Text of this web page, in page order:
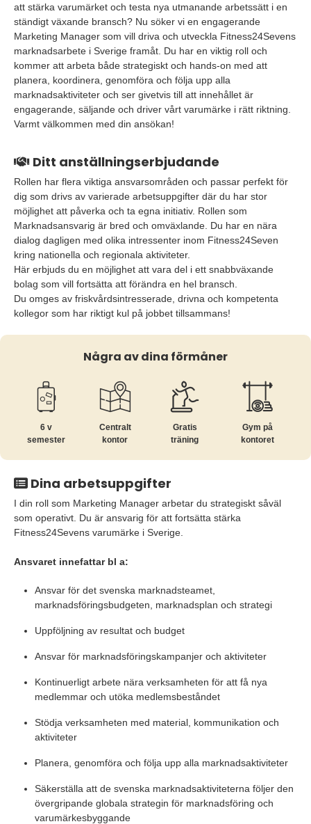
att stärka varumärket och testa nya utmanande arbetssätt i en
ständigt växande bransch? Nu söker vi en engagerande
Marketing Manager som vill driva och utveckla Fitness24Sevens
marknadsarbete i Sverige framåt. Du har en viktig roll och
kommer att arbeta både strategiskt och hands-on med att
planera, koordinera, genomföra och följa upp alla
marknadsaktiviteter och ser givetvis till att innehållet är
engagerande, säljande och driver vårt varumärke i rätt riktning.
Varmt välkommen med din ansökan!
Ditt anställningserbjudande
Rollen har flera viktiga ansvarsområden och passar perfekt för
dig som drivs av varierade arbetsuppgifter där du har stor
möjlighet att påverka och ta egna initiativ. Rollen som
Marknadsansvarig är bred och omväxlande. Du har en nära
dialog dagligen med olika intressenter inom Fitness24Seven
kring nationella och regionala aktiviteter.
Här erbjuds du en möjlighet att vara del i ett snabbväxande
bolag som vill fortsätta att förändra en hel bransch.
Du omges av friskvårdsintresserade, drivna och kompetenta
kollegor som har riktigt kul på jobbet tillsammans!
Några av dina förmåner
6 v
semester
Centralt
kontor
Gratis
träning
Gym på
kontoret
Dina arbetsuppgifter
I din roll som Marketing Manager arbetar du strategiskt såväl
som operativt. Du är ansvarig för att fortsätta stärka
Fitness24Sevens varumärke i Sverige.
Ansvaret innefattar bl a:
Ansvar för det svenska marknadsteamet,
marknadsföringsbudgeten, marknadsplan och strategi
Uppföljning av resultat och budget
Ansvar för marknadsföringskampanjer och aktiviteter
Kontinuerligt arbete nära verksamheten för att få nya
medlemmar och utöka medlemsbeståndet
Stödja verksamheten med material, kommunikation och
aktiviteter
Planera, genomföra och följa upp alla marknadsaktiviteter
Säkerställa att de svenska marknadsaktiviteterna följer den
övergripande globala strategin för marknadsföring och
varumärkesbyggande